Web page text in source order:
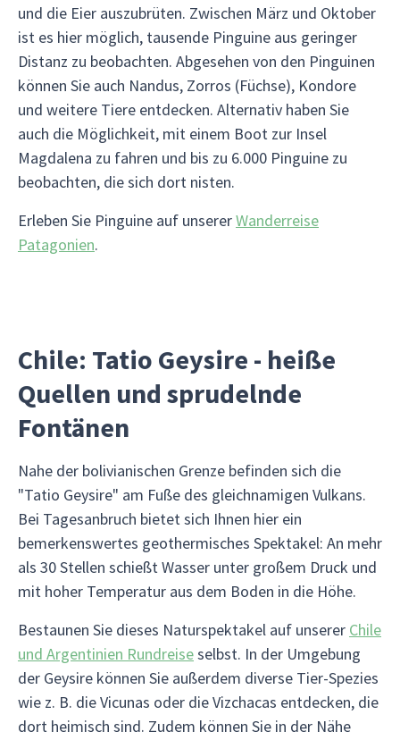
und die Eier auszubrüten. Zwischen März und Oktober
ist es hier möglich, tausende Pinguine aus geringer
Distanz zu beobachten. Abgesehen von den Pinguinen
können Sie auch Nandus, Zorros (Füchse), Kondore
und weitere Tiere entdecken. Alternativ haben Sie
auch die Möglichkeit, mit einem Boot zur Insel
Magdalena zu fahren und bis zu 6.000 Pinguine zu
beobachten, die sich dort nisten.
Erleben Sie Pinguine auf unsererWanderreise
Patagonien.
Chile: Tatio Geysire - heiße
Quellen und sprudelnde
Fontänen
Nahe der bolivianischen Grenze befinden sich die
"Tatio Geysire" am Fuße des gleichnamigen Vulkans.
Bei Tagesanbruch bietet sich Ihnen hier ein
bemerkenswertes geothermisches Spektakel: An mehr
als 30 Stellen schießt Wasser unter großem Druck und
mit hoher Temperatur aus dem Boden in die Höhe.
Bestaunen Sie dieses Naturspektakel auf unserer Chile
und Argentinien Rundreiseselbst. In der Umgebung
der Geysire können Sie außerdem diverse Tier-Spezies
wie z. B. die Vicunas oder die Vizchacas entdecken, die
dort heimisch sind. Zudem können Sie in der Nähe